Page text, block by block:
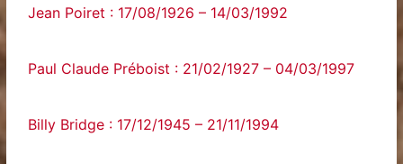
Jean Poiret : 17/08/1926 – 14/03/1992
Paul Claude Préboist : 21/02/1927 – 04/03/1997
Billy Bridge : 17/12/1945 – 21/11/1994